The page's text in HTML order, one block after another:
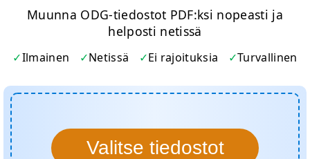
Muunna ODG-tiedostot PDF:ksi nopeasti ja
helposti netissä
Ilmainen Netissä Ei rajoituksia Turvallinen
Valitse tiedostot